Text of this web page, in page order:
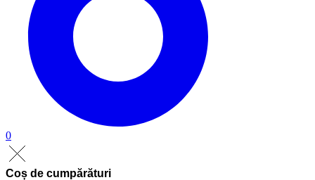
0
Coș de cumpărături